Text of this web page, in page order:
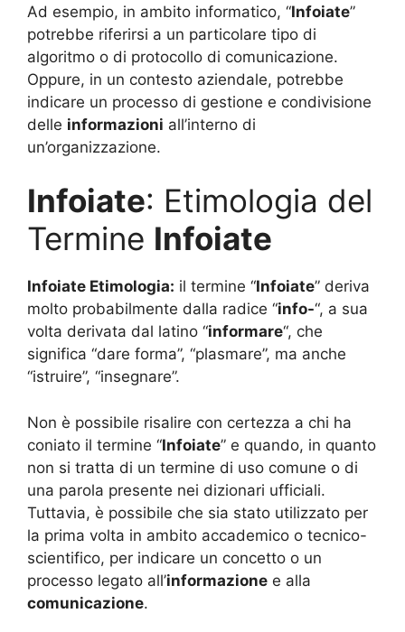
Ad esempio, in ambito informatico, “Infoiate”
potrebbe riferirsi a un particolare tipo di
algoritmo o di protocollo di comunicazione.
Oppure, in un contesto aziendale, potrebbe
indicare un processo di gestione e condivisione
delle informazioni all’interno di
un’organizzazione.
Infoiate: Etimologia del
Termine Infoiate
Infoiate Etimologia: il termine “Infoiate” deriva
molto probabilmente dalla radice “info-“, a sua
volta derivata dal latino “informare“, che
significa “dare forma”, “plasmare”, ma anche
“istruire”, “insegnare”.
Non è possibile risalire con certezza a chi ha
coniato il termine “Infoiate” e quando, in quanto
non si tratta di un termine di uso comune o di
una parola presente nei dizionari ufficiali.
Tuttavia, è possibile che sia stato utilizzato per
la prima volta in ambito accademico o tecnico-
scientifico, per indicare un concetto o un
processo legato all’informazione e alla
comunicazione.